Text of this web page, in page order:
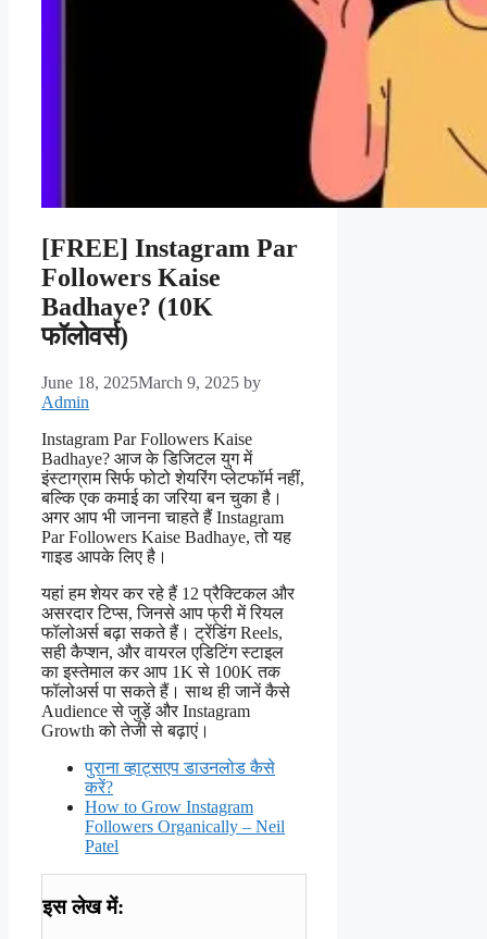
[FREE] Instagram Par
Followers Kaise
Badhaye? (10K
फॉलोवर्स)
June 18, 2025March 9, 2025 by
Admin
Instagram Par Followers Kaise
Badhaye? आज के डिजिटल युग में
इंस्टाग्राम सिर्फ फोटो शेयरिंग प्लेटफॉर्म नहीं,
बल्कि एक कमाई का जरिया बन चुका है।
अगर आप भी जानना चाहते हैं Instagram
Par Followers Kaise Badhaye, तो यह
गाइड आपके लिए है।
यहां हम शेयर कर रहे हैं 12 प्रैक्टिकल और
असरदार टिप्स, जिनसे आप फ्री में रियल
फॉलोअर्स बढ़ा सकते हैं। ट्रेंडिंग Reels,
सही कैप्शन, और वायरल एडिटिंग स्टाइल
का इस्तेमाल कर आप 1K से 100K तक
फॉलोअर्स पा सकते हैं। साथ ही जानें कैसे
Audience से जुड़ें और Instagram
Growth को तेजी से बढ़ाएं।
पुराना व्हाट्सएप डाउनलोड कैसे
करें?
How to Grow Instagram
Followers Organically – Neil
Patel
इस लेख में: